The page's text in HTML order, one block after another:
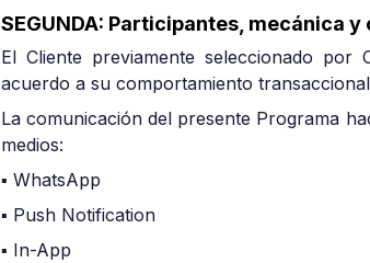
SEGUNDA: Participantes, mecánica
El Cliente previamente seleccionado
acuerdo a su comportamiento
La comunicación del presente Programa
medios:
▪ WhatsApp
▪ Push Notification
▪ In-App